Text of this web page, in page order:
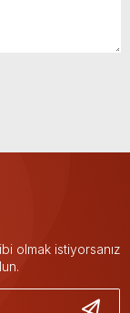
olmak istiyorsanız